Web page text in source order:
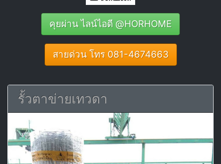
คุยผ่าน ไลน์ไอดี @HORHOME
สายด่วน โทร 081-4674663
รั้วตาข่ายเทวดา